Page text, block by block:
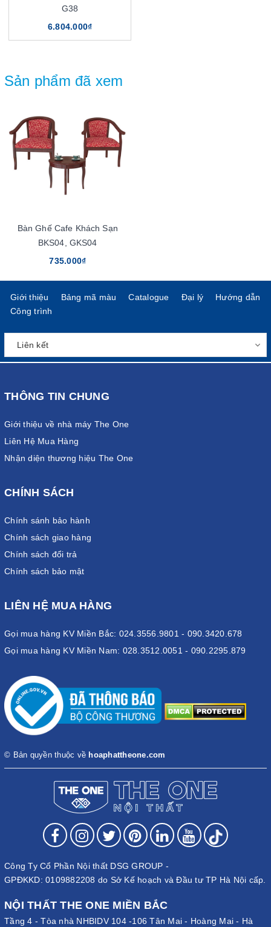
G38
6.804.000₫
Sản phẩm đã xem
Bàn Ghế Cafe Khách Sạn
BKS04, GKS04
735.000₫
Giới thiệu Bảng mã màu Catalogue Đại lý
Hướng dẫn
Công trình
THÔNG TIN CHUNG
Giới thiệu về nhà máy The One
Liên Hệ Mua Hàng
Nhận diện thương hiệu The One
CHÍNH SÁCH
Chính sánh bảo hành
Chính sách giao hàng
Chính sách đổi trả
Chính sách bảo mật
LIÊN HỆ MUA HÀNG
Gọi mua hàng KV Miền Bắc: 024.3556.9801 - 090.3420.678
Gọi mua hàng KV Miền Nam: 028.3512.0051 - 090.2295.879
© Bản quyền thuộc về hoaphattheone.com
Công Ty Cổ Phần Nội thất DSG GROUP -
GPĐKKD: 0109882208 do Sở Kế hoạch và Đầu tư TP Hà Nội cấp.
NỘI THẤT THE ONE MIỀN BẮC
Tầng 4 - Tòa nhà NHBIDV 104 -106 Tân Mai - Hoàng Mai - Hà